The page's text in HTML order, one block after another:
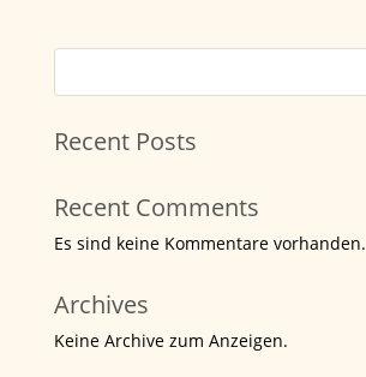
Recent Posts
Recent Comments
Es sind keine Kommentare vorhanden.
Archives
Keine Archive zum Anzeigen.